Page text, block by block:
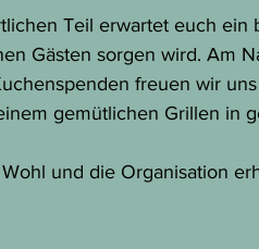
Teil erwartet euch
Gästen sorgen wird. Am
freuen wir
gemütlichen Grillen in
und die Organisation